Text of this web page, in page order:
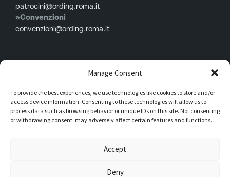
Manage Consent
To provide the best experiences, we use technologies like cookies to store and/or
access device information. Consenting to these technologies will allow us to
process data such as browsing behavior or unique IDs on this site. Not consenting
or withdrawing consent, may adversely affect certain features and functions.
Accept
Deny
patrocini@ording.roma.it
»Convenzioni
convenzioni@ording.roma.it
Menù
Privacy policy
Cookie policy
Consiglio in carica